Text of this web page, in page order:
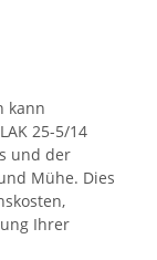
kann
25-5/14
und der
Mühe. Dies
Ihrer